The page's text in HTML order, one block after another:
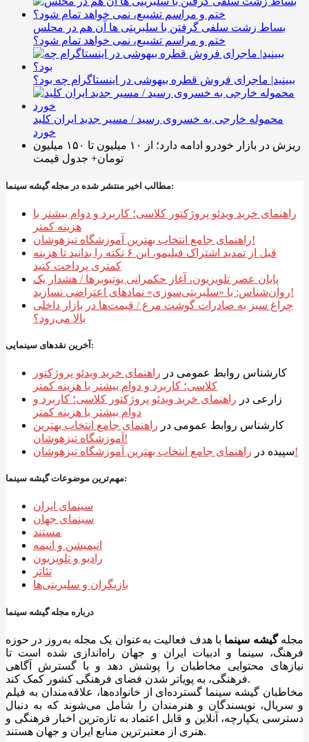
بساط زشت سلفی گرفتن با سلبریتی ها آن هم در محلس
ختم و مراسم تشییع، نمی خواهد تمام شود؟
ببینید| ماجرای فروش قطره بیهوشی در اینستاگرام چه بود؟
محموله خارجی به خسروی رسید / مسیر جدید ایران کلید
خورد
ریزش در بازار خودرو ادامه دارد؛ از ۱۰ میلیون تا ۱۵۰ میلیون
تومان+ جدول قیمت
مطالب اخیر منتشر شده در مجله گیشه سینما:
راهنمای خرید ویدئو پروژکتور کلاسی؛ کاربرد و دوام بیشتر با
هزینه کمتر
راهنمای جامع انتخاب بهترین آموزشگاه تیزهوشان!
قبل از تمدید اشتراک فیلیمو، این ۶ نکته را بدانید تا هزینه
کمتری پرداخت کنید
پایان عصر تلویزیون، آغاز حکمرانی یوتیوبرها / هشدار یک
روان‌شناس: با «سلبریتی‌سوزی» نمادهای اعتراضی نسازید!
چراغ سبز به صادرات گوشت مرغ / قیمت‌ها در بازار داخلی
بالا می‌رود؟
آخرین نقدهای سینمایی:
کارشناس روابط عمومی در راهنمای خرید ویدئو پروژکتور
کلاسی؛ کاربرد و دوام بیشتر با هزینه کمتر
زارعی در راهنمای خرید ویدئو پروژکتور کلاسی؛ کاربرد و
دوام بیشتر با هزینه کمتر
کارشناس روابط عمومی در راهنمای جامع انتخاب بهترین
آموزشگاه تیزهوشان!
سپیده در راهنمای جامع انتخاب بهترین آموزشگاه تیزهوشان!
مهم‌ترین موضوعات گیشه سینما:
سینمای ایران
سینمای جهان
مستند
انیمیشن و انیمه
رادیو و تلویزیون
تئاتر
بازیگران و سلبریتی‌ها
درباره مجله گیشه سینما
مجلهگیشه سینما با هدف فعالیت به‌عنوان یک مجله به‌روز در حوزه
فرهنگ، سینما و ادبیات ایران و جهان راه‌اندازی شده است تا
نیازهای محتوایی مخاطبان را پوشش دهد و با گسترش آگاهی
فرهنگی، به پویاتر شدن فضای فرهنگی کشور کمک کند.
مخاطبان گیشه سینما گسترده‌ای از خانواده‌ها، علاقه‌مندان به فیلم
و سریال، نویسندگان و هنرمندان را شامل می‌شوند که به دنبال
دسترسی یکپارچه، آنلاین و قابل اعتماد به تازه‌ترین اخبار فرهنگی و
هنری از معتبرترین منابع ایران و جهان هستند.